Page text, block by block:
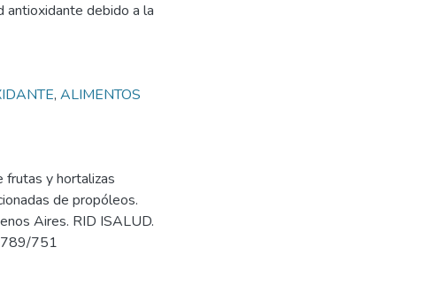
antioxidante debido a la
, ALIMENTOS
frutas y hortalizas
de propóleos.
Aires. RID ISALUD.
751